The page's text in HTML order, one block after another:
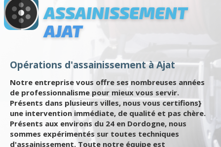
ASSAINISSEMENT
AJAT
Opérations d'assainissement à Ajat
Notre entreprise vous offre ses nombreuses années
de professionnalisme pour mieux vous servir.
Présents dans plusieurs villes, nous vous certifions}
une intervention immédiate, de qualité et pas chère.
Présents aux environs du 24 en Dordogne, nous
sommes expérimentés sur toutes techniques
d'assainissement. Toute notre équipe est